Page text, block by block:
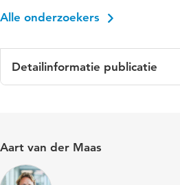
Alle onderzoekers
Detailinformatie publicatie
Aart van der Maas